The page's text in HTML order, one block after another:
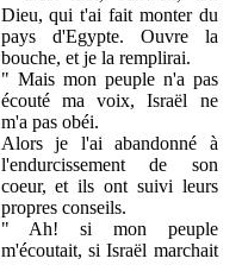
Dieu, qui t'ai fait monter du
pays d'Egypte. Ouvre la
bouche, et je la remplirai.
" Mais mon peuple n'a pas
écouté ma voix, Israël ne
m'a pas obéi.
Alors je l'ai abandonné à
l'endurcissement de son
coeur, et ils ont suivi leurs
propres conseils.
" Ah! si mon peuple
m'écoutait, si Israël marchait